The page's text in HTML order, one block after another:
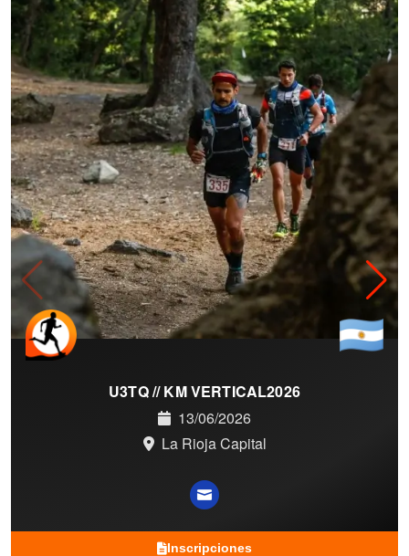
U3TQ // KM VERTICAL2026
13/06/2026
La Rioja Capital
Inscripciones